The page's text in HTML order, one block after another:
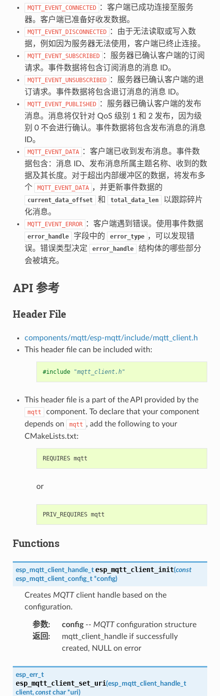
MQTT_EVENT_CONNECTED
：客户端已成功连接至服务
器。客户端已准备好收发数据。
MQTT_EVENT_DISCONNECTED
：由于无法读取或写入数
据，例如因为服务器无法使用，客户端已终止连接。
MQTT_EVENT_SUBSCRIBED
：服务器已确认客户端的订阅
请求。事件数据将包含订阅消息的消息 ID。
MQTT_EVENT_UNSUBSCRIBED
：服务器已确认客户端的退
订请求。事件数据将包含退订消息的消息 ID。
MQTT_EVENT_PUBLISHED
：服务器已确认客户端的发布
消息。消息将仅针对 QoS 级别 1 和 2 发布，因为级
别 0 不会进行确认。事件数据将包含发布消息的消息
ID。
MQTT_EVENT_DATA
：客户端已收到发布消息。事件数
据包含：消息 ID、发布消息所属主题名称、收到的数
据及其长度。对于超出内部缓冲区的数据，将发布多
个
MQTT_EVENT_DATA ，并更新事件数据的
current_data_offset 和 total_data_len
以跟踪碎片
化消息。
MQTT_EVENT_ERROR ：客户端遇到错误。使用事件数据
error_handle 字段中的 error_type ，可以发现错
误。错误类型决定
error_handle
结构体的哪些部分
会被填充。
API 参考
Header File
components/mqtt/esp-mqtt/include/mqtt_client.h
This header file can be included with:
#include "mqtt_client.h"
This header file is a part of the API provided by the
mqtt
component. To declare that your component
depends on
mqtt , add the following to your
CMakeLists.txt:
or
Functions
esp_mqtt_client_handle_t esp_mqtt_client_init(const
esp_mqtt_client_config_t *config)
Creates MQTTclient handle based on the
configuration.
参数: config-- MQTTconfiguration structure
返回 :
mqtt_client_handle if successfully
created, NULL on error
esp_err_t
esp_mqtt_client_set_uri(esp_mqtt_client_handle_t
client, const char *uri)